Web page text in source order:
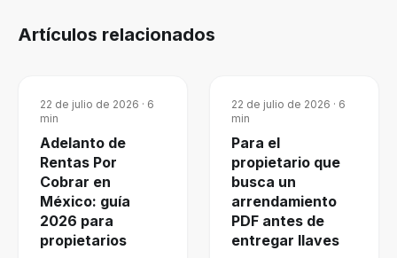
Artículos relacionados
22 de julio de 2026 · 6
min
Adelanto de
Rentas Por
Cobrar en
México: guía
2026 para
propietarios
22 de julio de 2026 · 6
min
Para el
propietario que
busca un
arrendamiento
PDF antes de
entregar llaves